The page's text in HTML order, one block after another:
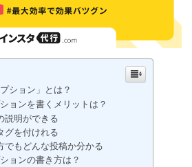
ション」とは？
ョンを書くメリットは？
説明ができる
グを付けれる
もどんな投稿か分かる
ョンの書き方は？